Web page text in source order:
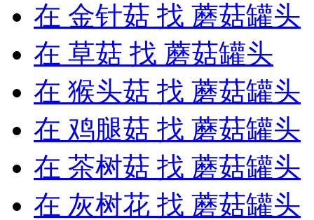
在 金针菇 找 蘑菇罐头
在 草菇 找 蘑菇罐头
在 猴头菇 找 蘑菇罐头
在 鸡腿菇 找 蘑菇罐头
在 茶树菇 找 蘑菇罐头
在 灰树花 找 蘑菇罐头